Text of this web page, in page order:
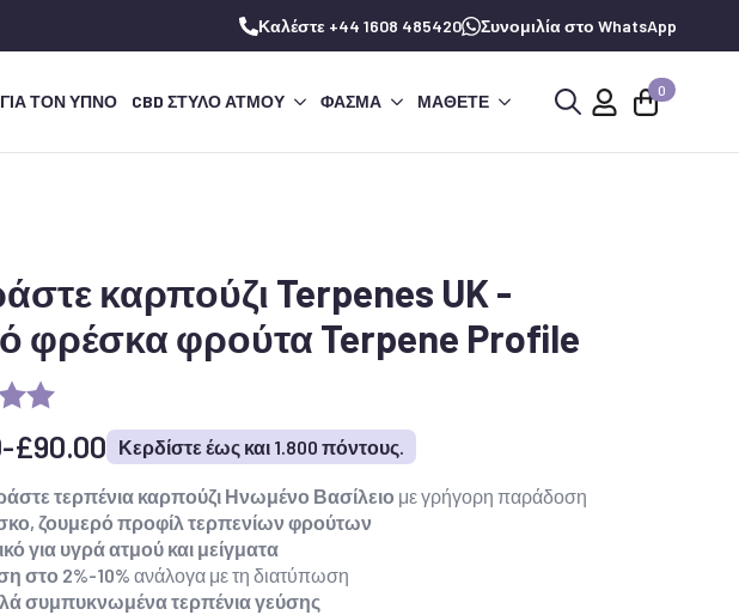
Καλέστε +44 1608 485420 Συνομιλία στο WhatsApp
ΓΙΑ ΤΟΝ ΎΠΝΟ CBD ΣΤΥΛΌ ΑΤΜΟΎ ΦΆΣΜΑ ΜΆΘΕΤΕ
0
καρπούζι Terpenes UK -
φρέσκα φρούτα Terpene Profile
-£90.00 Κερδίστε έως και 1.800 πόντους.
τερπένια καρπούζι Ηνωμένο Βασίλειο με γρήγορη παράδοση
ζουμερό προφίλ τερπενίων φρούτων
για υγρά ατμού και μείγματα
στο 2%-10% ανάλογα με τη διατύπωση
συμπυκνωμένα τερπένια γεύσης